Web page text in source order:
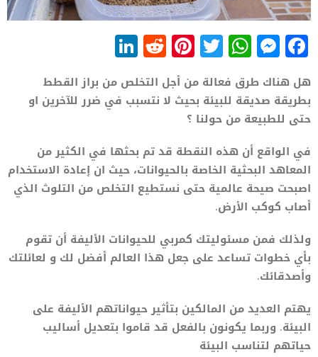
Facebook
Messenger
WhatsApp
Twitter
Pinterest
Reddit
هل هناك طرق فعالة من أجل التخلص من براز القطط
بطريقة صديقة للبيئة بحيث لا نتسبب في ضرر للآخرين او
حتى للطبيعة من حولنا ؟
في الواقع أن هذه النقطة قد تم بحثها في الكثير من
المعاهد البحثية الخاصة بالحيوانات، حيث ان إعادة الاستخدام
اصبحت صيحة عالمية حتى نستطيع التخلص من التلوث الذي
أصاب كوكب الأرض.
ولذلك فمن مسئوليتك كمربي للحيوانات الأليفة أن تقوم
بأي خطوات تساعد على جعل هذا العالم أفضل لك و لعائلتك
وأصدقائك.
يهتم العديد من المالكين بتأثير حيواناتهم الأليفة على
البيئة. وربما يكونون بالفعل قد قاموا بتعديل أساليب
حياتهم لتناسب البيئة